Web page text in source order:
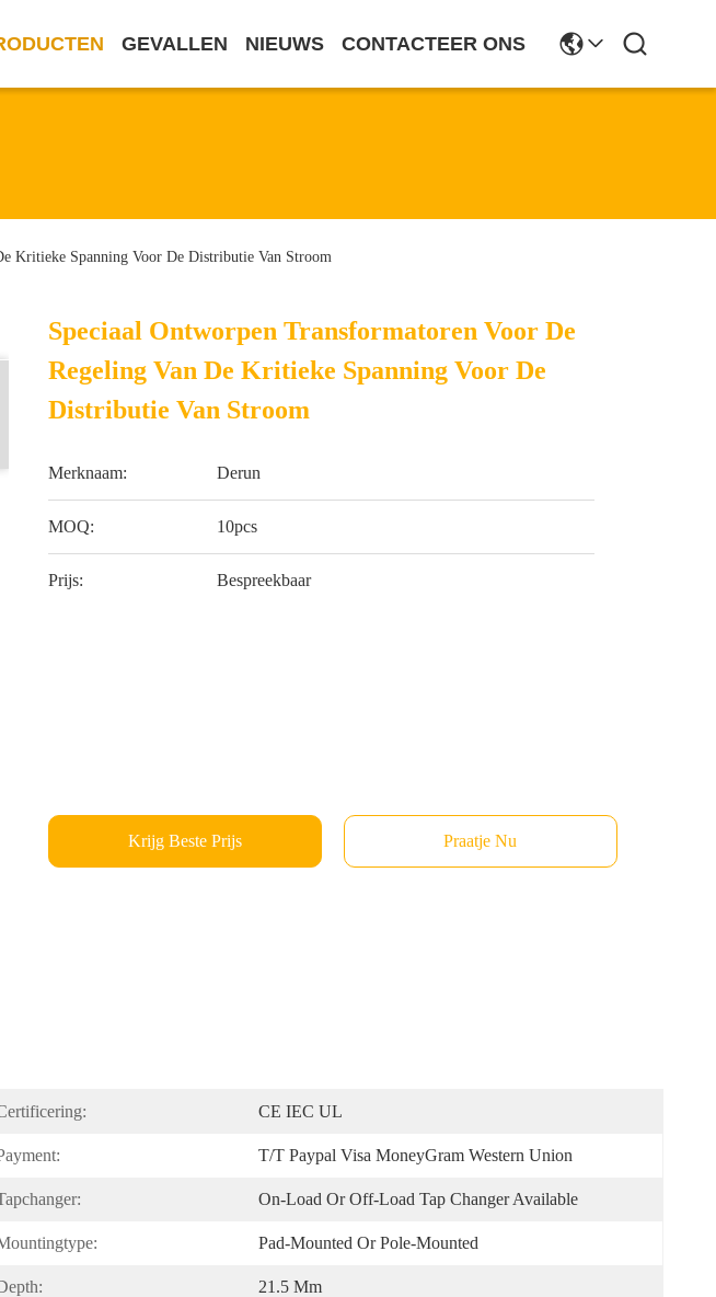
GEVALLEN NIEUWS CONTACTEER ONS
Kritieke Spanning Voor De Distributie Van Stroom
Speciaal Ontworpen Transformatoren Voor De
Regeling Van De Kritieke Spanning Voor De
Distributie Van Stroom
Merknaam: Derun
MOQ: 10pcs
Prijs: Bespreekbaar
Krijg Beste Prijs Praatje Nu
CE IEC UL
T/T Paypal Visa MoneyGram Western Union
On-Load Or Off-Load Tap Changer Available
Pad-Mounted Or Pole-Mounted
21.5 Mm